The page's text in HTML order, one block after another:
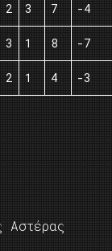
2 3 7 -4
3 1 8 -7
2 1 4 -3
Αστέρας